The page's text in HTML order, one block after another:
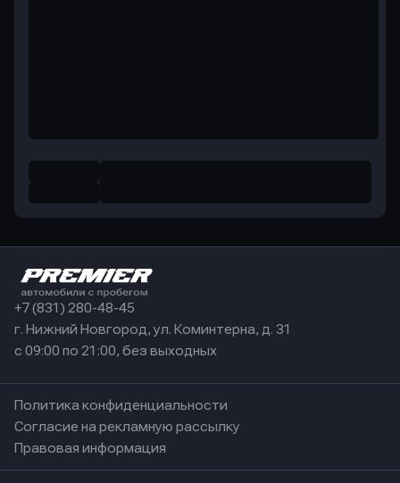
+7 (831) 280-48-45
г. Нижний Новгород, ул. Коминтерна, д. 31
с 09:00 по 21:00, без выходных
Политика конфиденциальности
Согласие на рекламную рассылку
Правовая информация